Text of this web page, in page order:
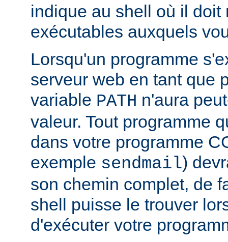
indique au shell où il doit
exécutables auxquels
Lorsqu'un programme
serveur web en tant que
variable PATH n'aura
valeur. Tout programme
dans votre programme
exemple sendmail)
son chemin complet, de
shell puisse le trouver
d'exécuter votre